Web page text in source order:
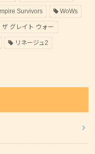
Survivors WoWs
グレイト ウォー
リネージュ2